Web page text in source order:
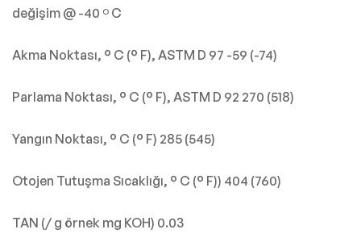
değişim @ -40 º C
Akma Noktası, ° C (° F), ASTM D 97 -59 (-74)
Parlama Noktası, ° C (° F), ASTM D 92 270 (518)
Yangın Noktası, ° C (° F) 285 (545)
Otojen Tutuşma Sıcaklığı, ° C (° F)) 404 (760)
TAN (/ g örnek mg KOH) 0.03